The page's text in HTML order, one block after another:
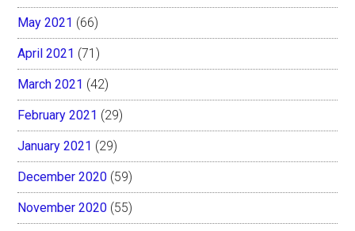
May 2021 (66)
April 2021 (71)
March 2021 (42)
February 2021 (29)
January 2021 (29)
December 2020 (59)
November 2020 (55)